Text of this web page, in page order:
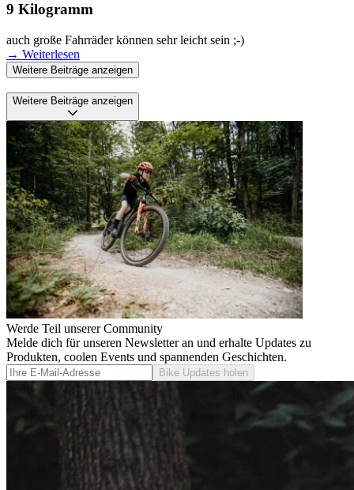
9 Kilogramm
auch große Fahrräder können sehr leicht sein ;-)
→ Weiterlesen
Weitere Beiträge anzeigen
Weitere Beiträge anzeigen
Werde Teil unserer Community
Melde dich für unseren Newsletter an und erhalte Updates zu
Produkten, coolen Events und spannenden Geschichten.
Bike Updates holen